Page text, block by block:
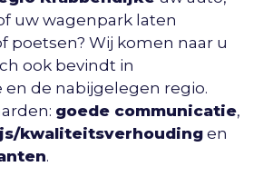
uw wagenpark laten
poetsen? Wij komen naar u
ook bevindt in
en de nabijgelegen regio.
goede communicatie,
kwaliteitsverhoudingen
.